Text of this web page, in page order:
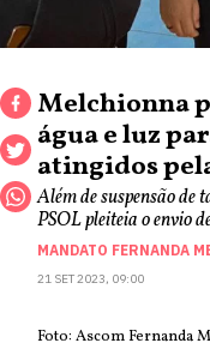
Melchionna
água e luz
atingidos
Além de suspensão de
PSOL pleiteia o envio
MANDATO FERNANDA
21 SET 2023, 09:00
Foto: Ascom Fernanda